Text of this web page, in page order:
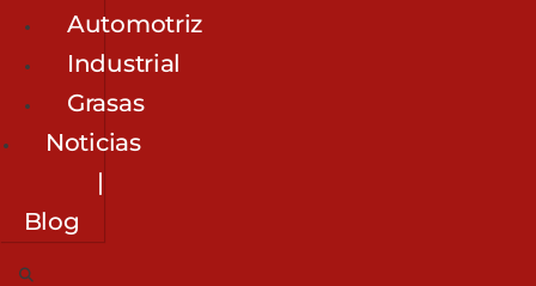
Automotriz
Industrial
Grasas
Noticias
|
Blog